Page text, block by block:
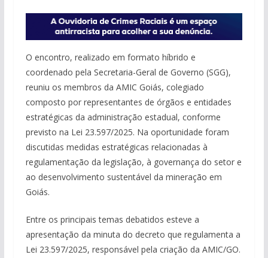
O encontro, realizado em formato híbrido e
coordenado pela Secretaria-Geral de Governo (SGG),
reuniu os membros da AMIC Goiás, colegiado
composto por representantes de órgãos e entidades
estratégicas da administração estadual, conforme
previsto na Lei 23.597/2025. Na oportunidade foram
discutidas medidas estratégicas relacionadas à
regulamentação da legislação, à governança do setor e
ao desenvolvimento sustentável da mineração em
Goiás.
Entre os principais temas debatidos esteve a
apresentação da minuta do decreto que regulamenta a
Lei 23.597/2025, responsável pela criação da AMIC/GO.